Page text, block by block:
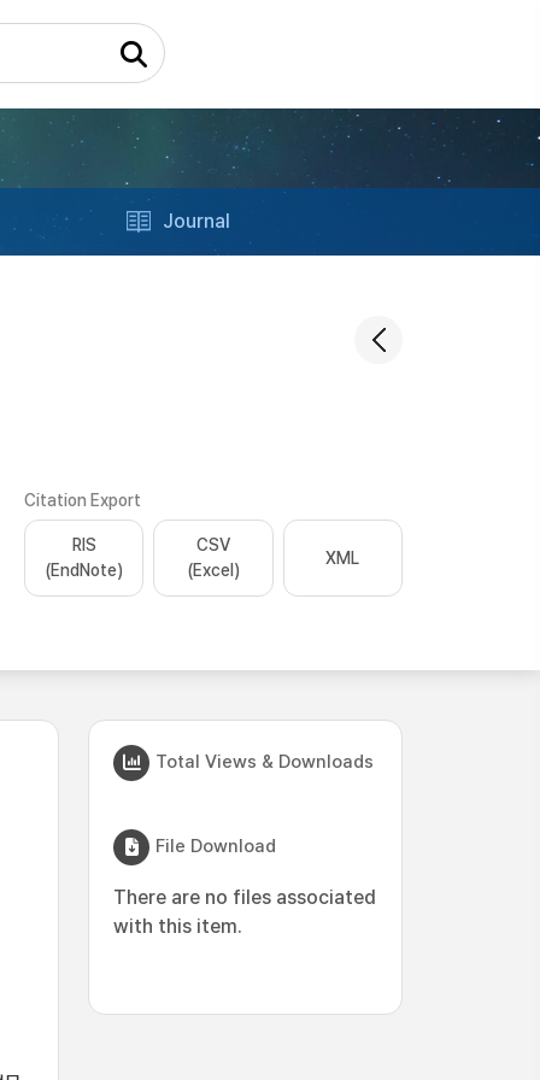
Journal
Citation Export
RIS
(EndNote)
CSV
(Excel)
XML
Total Views & Downloads
File Download
There are no files associated
with this item.